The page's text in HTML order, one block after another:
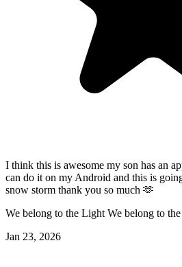
I think this is awesome my son has an
can do it on my Android and this is
snow storm thank you so much 🫶
We belong to the Light We belong to
Jan 23, 2026